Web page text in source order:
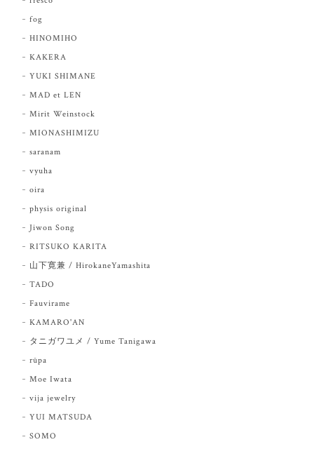
fog
HINOMIHO
KAKERA
YUKI SHIMANE
MAD et LEN
Mirit Weinstock
MIONASHIMIZU
saranam
vyuha
oira
physis original
Jiwon Song
RITSUKO KARITA
山下寛兼 / HirokaneYamashita
TADO
Fauvirame
KAMARO'AN
タニガワユメ / Yume Tanigawa
rūpa
Moe Iwata
vija jewelry
YUI MATSUDA
SOMO